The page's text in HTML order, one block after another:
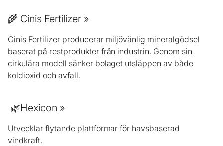
🌾 Cinis Fertilizer »
Cinis Fertilizer producerar miljövänlig mineralgödsel
baserat på restprodukter från industrin. Genom sin
cirkulära modell sänker bolaget utsläppen av både
koldioxid och avfall.
🌿Hexicon »
Utvecklar flytande plattformar för havsbaserad
vindkraft.